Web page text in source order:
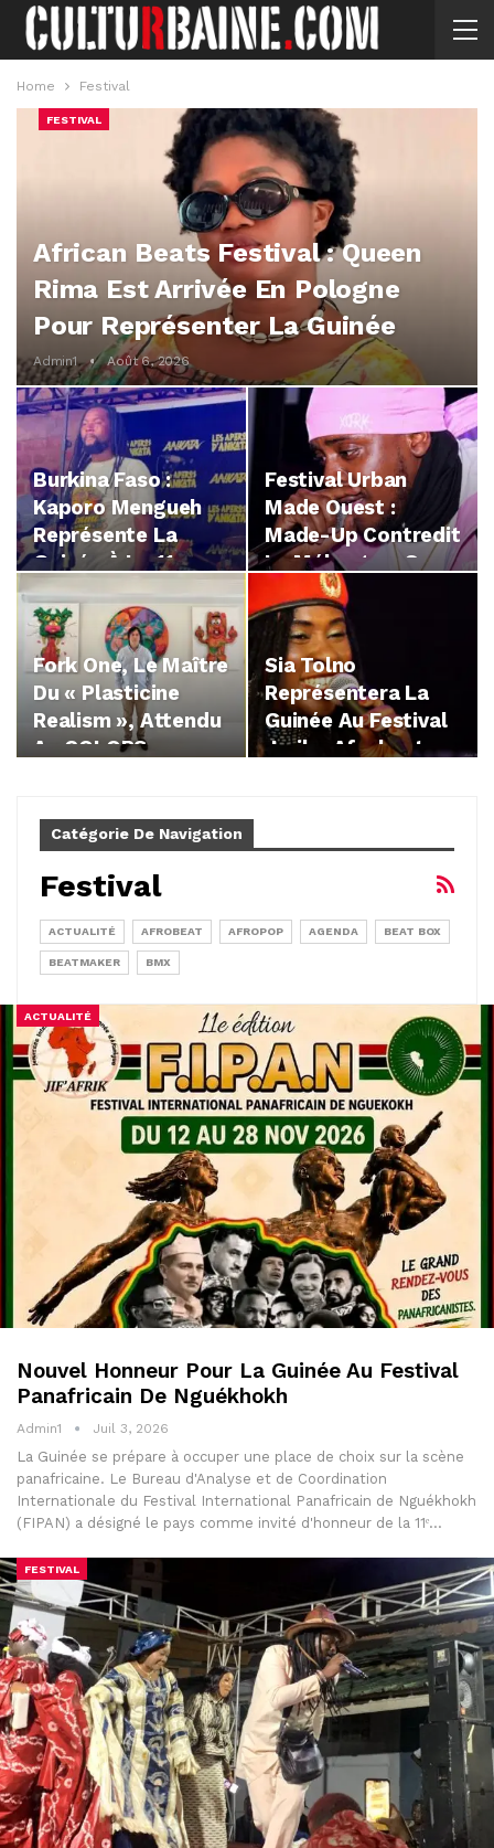
Home Festival
FESTIVAL
African Beats Festival : Queen
Rima Est Arrivée En Pologne
Pour Représenter La Guinée
Admin1 Août 6, 2026
Burkina Faso :
Kaporo Mengueh
Représente La
Guinée À La 11e
Édition Du…
Festival Urban
Made Ouest :
Made-Up Contredit
Le Mélangeur Sur
Les…
Fork One, Le Maître
Du « Plasticine
Realism », Attendu
Au COLORS
Sia Tolno
Représentera La
Guinée Au Festival
Jaribu Afrobeat
Catégorie De Navigation
Festival
ACTUALITÉ AFROBEAT AFROPOP AGENDA BEAT BOX
BEATMAKER BMX
ACTUALITÉ
Nouvel Honneur Pour La Guinée Au Festival
Panafricain De Nguékhokh
Admin1 Juil 3, 2026
La Guinée se prépare à occuper une place de choix sur la scène
panafricaine. Le Bureau d'Analyse et de Coordination
Internationale du Festival International Panafricain de Nguékhokh
(FIPAN) a désigné le pays comme invité d'honneur de la 11ᵉ…
FESTIVAL